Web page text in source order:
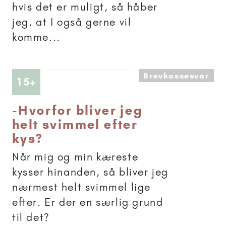
hvis det er muligt, så håber
jeg, at I også gerne vil
komme...
15+ Artikler anbefalet til 15+Brevkassesvar
-Hvorfor bliver jeg
helt svimmel efter
kys?
Når mig og min kæreste
kysser hinanden, så bliver jeg
nærmest helt svimmel lige
efter. Er der en særlig grund
til det?